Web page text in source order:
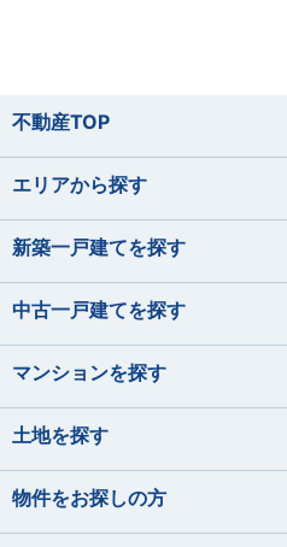
不動産TOP
エリアから探す
新築一戸建てを探す
中古一戸建てを探す
マンションを探す
土地を探す
物件をお探しの方